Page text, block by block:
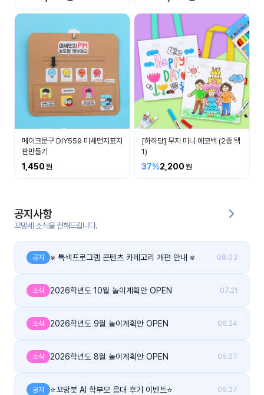
공지
이벤
트
우리
들의
이야
게시
그
메이크문구 DIY559 미세먼지표지
판만들기
1,450
[하하당] 무지 미니 에코백 (2종 택
1)
37%2,200
공지사항
꼬망세 소식을 전해드립니다.
공지 ※ 특색프로그램 콘텐츠 카테고리 개편 안내 ※ 08.03
소식 2026학년도 10월 놀이계획안 OPEN 07.21
소식 2026학년도 9월 놀이계획안 OPEN 06.24
소식 2026학년도 8월 놀이계획안 OPEN 05.27
공지 ⭐꼬망봇 AI 학부모 응대 후기 이벤트⭐ 05.27